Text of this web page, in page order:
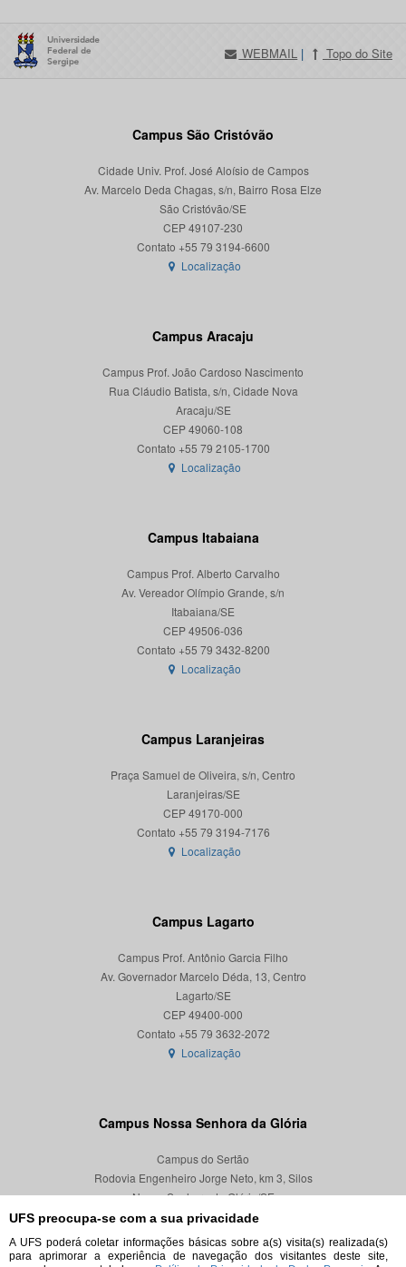
UFS preocupa-se com a sua privacidade
A UFS poderá coletar informações básicas sobre a(s) visita(s) realizada(s)
para aprimorar a experiência de navegação dos visitantes deste site,
WEBMAIL | Topo do Site
Campus São Cristóvão
Cidade Univ. Prof. José Aloísio de Campos
Av. Marcelo Deda Chagas, s/n, Bairro Rosa Elze
São Cristóvão/SE
CEP 49107-230
Localização
Campus Aracaju
Campus Prof. João Cardoso Nascimento
Rua Cláudio Batista, s/n, Cidade Nova
Aracaju/SE
CEP 49060-108
Localização
Campus Itabaiana
Campus Prof. Alberto Carvalho
Av. Vereador Olímpio Grande, s/n
Itabaiana/SE
CEP 49506-036
Localização
Campus Laranjeiras
Praça Samuel de Oliveira, s/n, Centro
Laranjeiras/SE
CEP 49170-000
Localização
Campus Lagarto
Campus Prof. Antônio Garcia Filho
Av. Governador Marcelo Déda, 13, Centro
Lagarto/SE
CEP 49400-000
Localização
Campus Nossa Senhora da Glória
Campus do Sertão
Rodovia Engenheiro Jorge Neto, km 3, Silos
Nossa Senhora da Glória/SE
CEP 49680-000
Localização